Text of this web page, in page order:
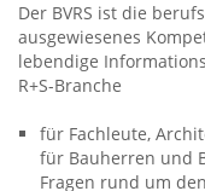
Der BVRS ist die
ausgewiesenes
lebendige
R+S-Branche
für Fachleute,
für Bauherren und
Fragen rund um